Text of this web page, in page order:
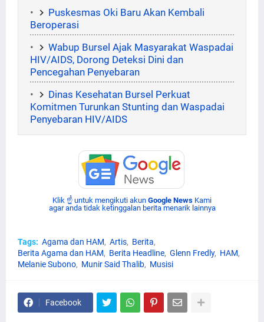
Puskesmas Oki Baru Akan Kembali
Beroperasi
Wabup Bursel Ajak Masyarakat Waspadai
HIV/AIDS, Dorong Deteksi Dini dan
Pencegahan Penyebaran
Dinas Kesehatan Bursel Perkuat
Komitmen Turunkan Stunting dan Waspadai
Penyebaran HIV/AIDS
Klik ☝ untuk mengikuti akun Google News Kami
agar anda tidak ketinggalan berita menarik lainnya
Tags: Agama dan HAM Artis
Berita
Berita Agama dan HAM
Berita Headline Glenn Fredly
HAM
Melanie Subono
Munir Said Thalib Musisi
Facebook